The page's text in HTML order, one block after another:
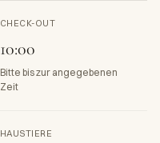
CHECK-OUT
10:00
Bitte bis zur angegebenen
Zeit
HAUSTIERE